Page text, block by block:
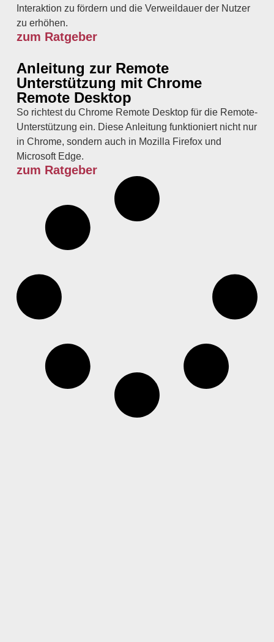
Interaktion zu fördern und die Verweildauer der Nutzer
zu erhöhen.
zum Ratgeber
Anleitung zur Remote
Unterstützung mit Chrome
Remote Desktop
So richtest du Chrome Remote Desktop für die Remote-
Unterstützung ein. Diese Anleitung funktioniert nicht nur
in Chrome, sondern auch in Mozilla Firefox und
Microsoft Edge.
zum Ratgeber